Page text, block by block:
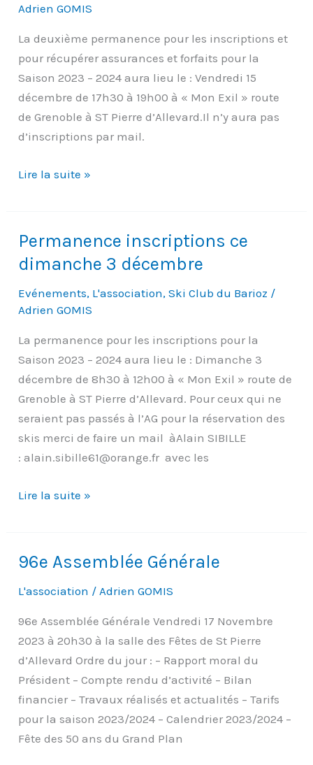
Adrien GOMIS
La deuxième permanence pour les inscriptions et
pour récupérer assurances et forfaits pour la
Saison 2023 – 2024 aura lieu le : Vendredi 15
décembre de 17h30 à 19h00 à « Mon Exil » route
de Grenoble à ST Pierre d’Allevard.Il n’y aura pas
d’inscriptions par mail.
Deuxième
vendredi
15
à
17h30
Lire la suite »
Permanence inscriptions ce
dimanche 3 décembre
Evénements, L'association,Ski Club du Barioz /
Adrien GOMIS
La permanence pour les inscriptions pour la
Saison 2023 – 2024 aura lieu le : Dimanche 3
décembre de 8h30 à 12h00 à « Mon Exil » route de
Grenoble à ST Pierre d’Allevard. Pour ceux qui ne
seraient pas passés à l’AG pour la réservation des
skis merci de faire un mail àAlain SIBILLE
: alain.sibille61@orange.fr avec les
Permanence
dimanche
3
décembre
Lire la suite »
96e Assemblée Générale
L'association /Adrien GOMIS
96e Assemblée Générale Vendredi 17 Novembre
2023 à 20h30 à la salle des Fêtes de St Pierre
d’Allevard Ordre du jour : – Rapport moral du
Président – Compte rendu d’activité – Bilan
financier – Travaux réalisés et actualités – Tarifs
pour la saison 2023/2024 – Calendrier 2023/2024 –
Fête des 50 ans du Grand Plan